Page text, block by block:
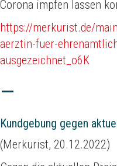
Corona impfen lassen
https://merkurist.de/
aerztin-fuer-
ausgezeichnet_o6K
Kundgebung gegen
(Merkurist, 20.12.2022)